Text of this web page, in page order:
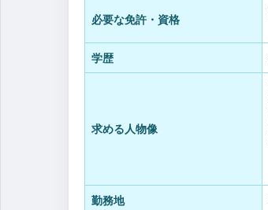
必要な免許・資格
学歴
求める人物像
勤務地